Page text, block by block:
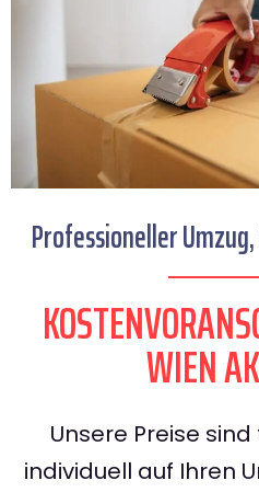
Professioneller
WIEN
Unsere Preise
individuell auf Ihren